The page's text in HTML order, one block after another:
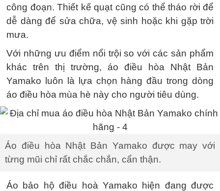
công đoạn. Thiết kế quạt cũng có thể tháo rời để
dễ dàng để sửa chữa, vệ sinh hoặc khi gặp trời
mưa.
Với những ưu điểm nổi trội so với các sản phẩm
khác trên thị trường, áo điều hòa Nhật Bản
Yamako luôn là lựa chọn hàng đầu trong dòng
áo điều hòa mùa hè này cho người tiêu dùng.
Áo điều hòa Nhật Bản Yamako được may với
từng mũi chỉ rất chắc chắn, cẩn thận.
Áo bảo hộ điều hoà Yamako hiện đang được